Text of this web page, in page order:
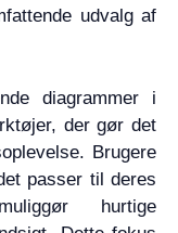
udvalg af
diagrammer i
der gør det
Brugere
passer til deres
hurtige